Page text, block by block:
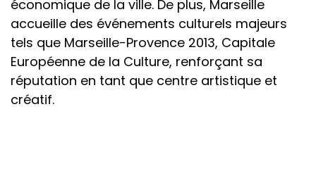
économique de la ville. De plus, Marseille
accueille des événements culturels majeurs
tels que Marseille-Provence 2013, Capitale
Européenne de la Culture, renforçant sa
réputation en tant que centre artistique et
créatif.